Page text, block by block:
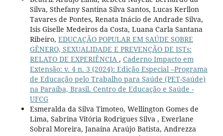
Silva, Sthefany Santina Silva Santos, Lucas Kerllon
Tavares de Pontes, Renata Inácio de Andrade Silva,
Isis Giselle Medeiros da Costa, Luana Carla Santana
Ribeiro, EDUCAÇÃO POPULAR EM SAÚDE SOBRE
GÊNERO, SEXUALIDADE E PREVENÇÃO DE ISTs:
RELATO DE EXPERIÊNCIA , Caderno Impacto em
Extensão: v. 4 n. 3 (2024): Edição Especial –Programa
de Educação pelo Trabalho para Saúde (PET-Saúde)
na Paraíba, Brasil. Centro de Educação e Saúde -
UFCG
Esmeralda da Silva Timoteo, Wellington Gomes de
Lima, Sabrina Vitória Rodrigues Silva , Ewerlane
Sobral Moreira, Janaína Araújo Batista, Andrezza